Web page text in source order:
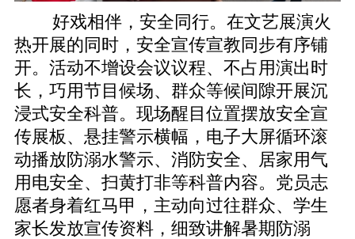
好戏相伴，安全同行。在文艺展演火
热开展的同时，安全宣传宣教同步有序铺
开。活动不增设会议议程、不占用演出时
长，巧用节目候场、群众等候间隙开展沉
浸式安全科普。现场醒目位置摆放安全宣
传展板、悬挂警示横幅，电子大屏循环滚
动播放防溺水警示、消防安全、居家用气
用电安全、扫黄打非等科普内容。党员志
愿者身着红马甲，主动向过往群众、学生
家长发放宣传资料，细致讲解暑期防溺